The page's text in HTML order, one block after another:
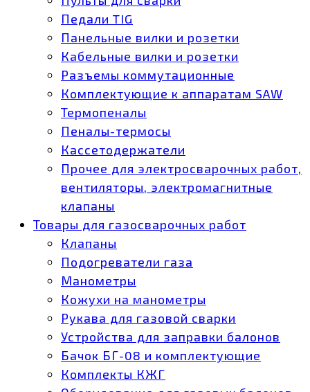
Педали TIG
Панельные вилки и розетки
Кабельные вилки и розетки
Разъемы коммутационные
Комплектующие к аппаратам SAW
Термопеналы
Пеналы-термосы
Кассетодержатели
Прочее для электросварочных работ,
вентиляторы, электромагнитные
клапаны
Товары для газосварочных работ
Клапаны
Подогреватели газа
Манометры
Кожухи на манометры
Рукава для газовой сварки
Устройства для заправки балонов
Бачок БГ-08 и комплектующие
Комплекты КЖГ